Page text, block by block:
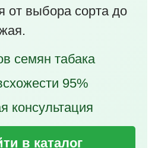
от выбора сорта до
семян табака
95%
консультация
в каталог